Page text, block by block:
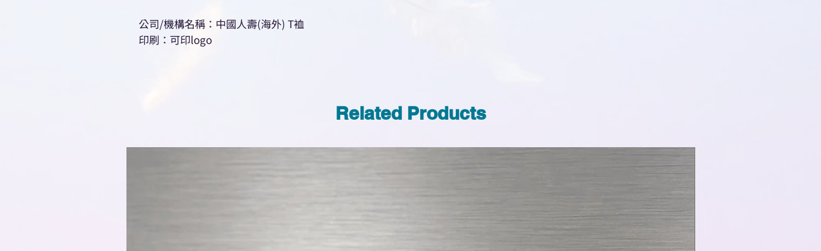
公司/機構名稱：中國人壽(海外) T裇
印刷：可印logo
Related Products